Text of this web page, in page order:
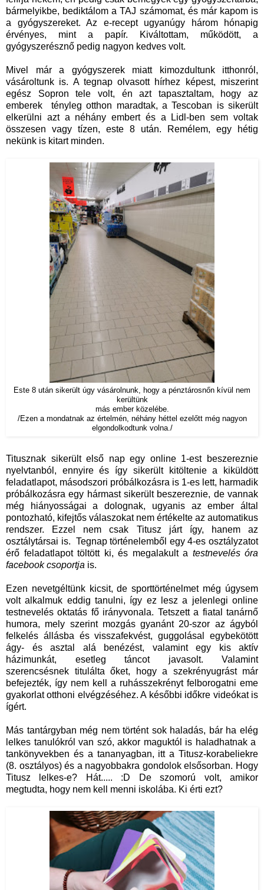
bármelyikbe, bediktálom a TAJ számomat, és már kapom is
a gyógyszereket. Az e-recept ugyanúgy három hónapig
érvényes, mint a papír. Kiváltottam, működött, a
gyógyszerésznő pedig nagyon kedves volt.
Mivel már a gyógyszerek miatt kimozdultunk itthonról,
vásároltunk is. A tegnap olvasott hírhez képest, miszerint
egész Sopron tele volt, én azt tapasztaltam, hogy az
emberek tényleg otthon maradtak, a Tescoban is sikerült
elkerülni azt a néhány embert és a Lidl-ben sem voltak
összesen vagy tízen, este 8 után. Remélem, egy hétig
nekünk is kitart minden.
Este 8 után sikerült úgy vásárolnunk, hogy a pénztárosnőn kívül nem
kerültünk
más ember közelébe.
/Ezen a mondatnak az értelmén, néhány héttel ezelőtt még nagyon
elgondolkodtunk volna./
Titusznak sikerült első nap egy online 1-est beszereznie
nyelvtanból, ennyire és így sikerült kitöltenie a kiküldött
feladatlapot, másodszori próbálkozásra is 1-es lett, harmadik
próbálkozásra egy hármast sikerült beszereznie, de vannak
még hiányosságai a dolognak, ugyanis az ember által
pontozható, kifejtős válaszokat nem értékelte az automatikus
rendszer. Ezzel nem csak Titusz járt így, hanem az
osztálytársai is. Tegnap történelemből egy 4-es osztályzatot
érő feladatlapot töltött ki, és megalakult a testnevelés óra
facebook csoportja is.
Ezen nevetgéltünk kicsit, de sporttörténelmet még úgysem
volt alkalmuk eddig tanulni, így ez lesz a jelenlegi online
testnevelés oktatás fő irányvonala. Tetszett a fiatal tanárnő
humora, mely szerint mozgás gyanánt 20-szor az ágyból
felkelés állásba és visszafekvést, guggolásal egybekötött
ágy- és asztal alá benézést, valamint egy kis aktív
házimunkát, esetleg táncot javasolt. Valamint
szerencsésnek titulálta őket, hogy a szekrényugrást már
befejezték, így nem kell a ruhásszekrényt felborogatni eme
gyakorlat otthoni elvégzéséhez. A későbbi időkre videókat is
ígért.
Más tantárgyban még nem történt sok haladás, bár ha elég
lelkes tanulókról van szó, akkor maguktól is haladhatnak a
tankönyvekben és a tananyagban, itt a Titusz-korabeliekre
(8. osztályos) és a nagyobbakra gondolok elsősorban. Hogy
Titusz lelkes-e? Hát..... :D De szomorú volt, amikor
megtudta, hogy nem kell menni iskolába. Ki érti ezt?